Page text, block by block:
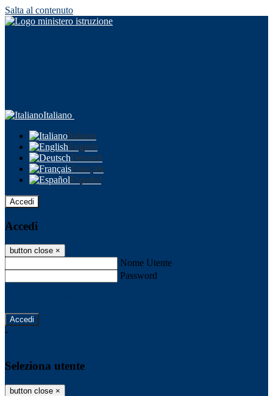
Salta al contenuto
Italiano
Italiano
English
Deutsch
Français
Español
Accedi
Accedi
button close ×
Nome Utente
Password
-
Seleziona utente
button close ×